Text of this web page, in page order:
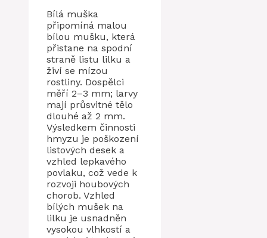
Bílá muška
připomíná malou
bílou mušku, která
přistane na spodní
straně listu lilku a
živí se mízou
rostliny. Dospělci
měří 2–3 mm; larvy
mají průsvitné tělo
dlouhé až 2 mm.
Výsledkem činnosti
hmyzu je poškození
listových desek a
vzhled lepkavého
povlaku, což vede k
rozvoji houbových
chorob. Vzhled
bílých mušek na
lilku je usnadněn
vysokou vlhkostí a